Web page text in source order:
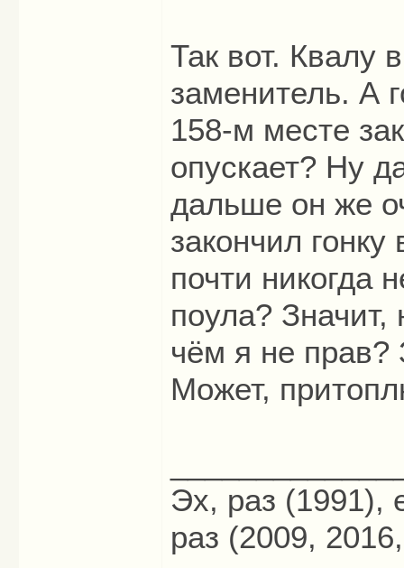
Так вот. Квалу
заменитель. А
158-м месте
опускает? Ну
дальше он же
закончил
почти никогда
поула? Значит,
чём я не прав?
Может,
Эх, раз (1991),
раз (2009,